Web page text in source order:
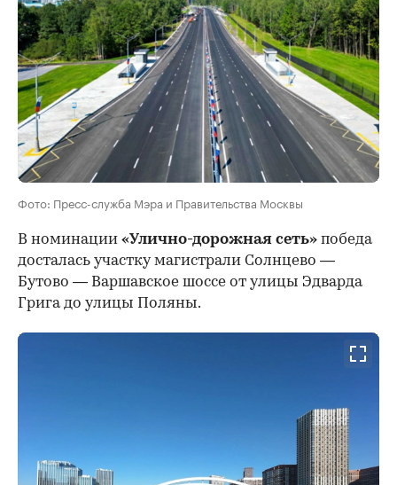
Фото: Пресс-служба Мэра и Правительства Москвы
В номинации «Улично-дорожная сеть» победа
досталась участку магистрали Солнцево —
Бутово — Варшавское шоссе от улицы Эдварда
Грига до улицы Поляны.